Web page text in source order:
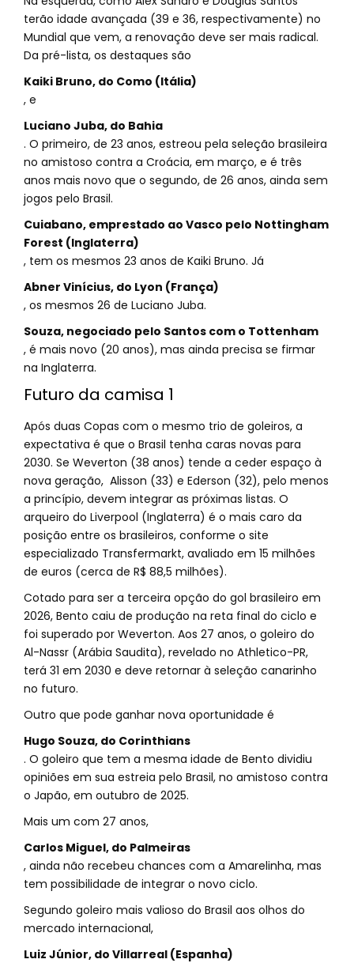
terão idade avançada (39 e 36, respectivamente) no
Mundial que vem, a renovação deve ser mais radical.
Da pré-lista, os destaques são
Kaiki Bruno, do Como (Itália)
, e
Luciano Juba, do Bahia
. O primeiro, de 23 anos, estreou pela seleção brasileira
no amistoso contra a Croácia, em março, e é três
anos mais novo que o segundo, de 26 anos, ainda sem
jogos pelo Brasil.
Cuiabano, emprestado ao Vasco pelo Nottingham
Forest (Inglaterra)
, tem os mesmos 23 anos de Kaiki Bruno. Já
Abner Vinícius, do Lyon (França)
, os mesmos 26 de Luciano Juba.
Souza, negociado pelo Santos com o Tottenham
, é mais novo (20 anos), mas ainda precisa se firmar
na Inglaterra.
Futuro da camisa 1
Após duas Copas com o mesmo trio de goleiros, a
expectativa é que o Brasil tenha caras novas para
2030. Se Weverton (38 anos) tende a ceder espaço à
nova geração, Alisson (33) e Ederson (32), pelo menos
a princípio, devem integrar as próximas listas. O
arqueiro do Liverpool (Inglaterra) é o mais caro da
posição entre os brasileiros, conforme o site
especializado Transfermarkt, avaliado em 15 milhões
de euros (cerca de R$ 88,5 milhões).
Cotado para ser a terceira opção do gol brasileiro em
2026, Bento caiu de produção na reta final do ciclo e
foi superado por Weverton. Aos 27 anos, o goleiro do
Al-Nassr (Arábia Saudita), revelado no Athletico-PR,
terá 31 em 2030 e deve retornar à seleção canarinho
no futuro.
Outro que pode ganhar nova oportunidade é
Hugo Souza, do Corinthians
. O goleiro que tem a mesma idade de Bento dividiu
opiniões em sua estreia pelo Brasil, no amistoso contra
o Japão, em outubro de 2025.
Mais um com 27 anos,
Carlos Miguel, do Palmeiras
, ainda não recebeu chances com a Amarelinha, mas
tem possibilidade de integrar o novo ciclo.
Segundo goleiro mais valioso do Brasil aos olhos do
mercado internacional,
Luiz Júnior, do Villarreal (Espanha)